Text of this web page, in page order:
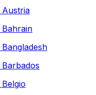
Austria
Bahrain
Bangladesh
Barbados
Belgio